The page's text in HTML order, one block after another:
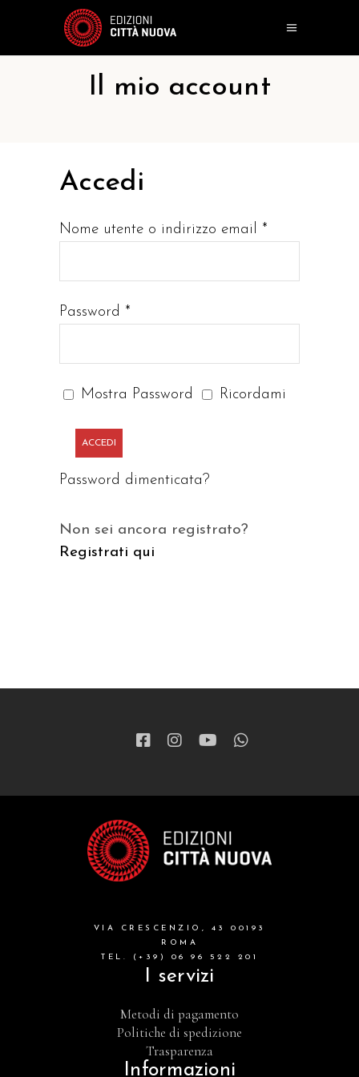
Il mio account
Accedi
Nome utente o indirizzo email *
Password *
Mostra Password Ricordami
ACCEDI
Password dimenticata?
Non sei ancora registrato?
Registrati qui
VIA CRESCENZIO, 43 00193
ROMA
TEL. (+39) 06 96 522 201
I servizi
Metodi di pagamento
Politiche di spedizione
Trasparenza
Informazioni